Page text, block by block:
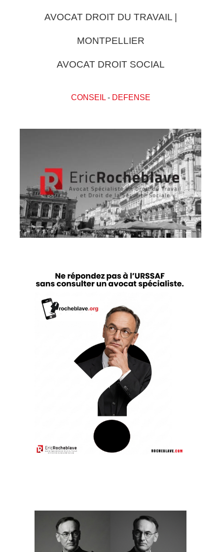
AVOCAT DROIT DU TRAVAIL |
MONTPELLIER
AVOCAT DROIT SOCIAL
CONSEIL- DEFENSE